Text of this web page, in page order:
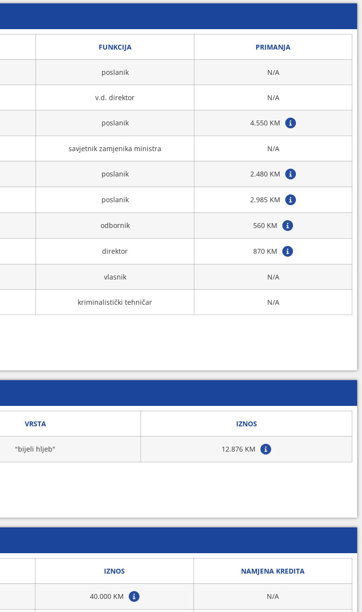
FUNKCIJA PRIMANJA
poslanik N/A
v.d. direktor N/A
poslanik 4.550 KM
savjetnik zamjenika ministra N/A
poslanik 2.480 KM
poslanik 2.985 KM
odbornik 560 KM
direktor 870 KM
vlasnik N/A
kriminalistički tehničar N/A
VRSTA IZNOS
"bijeli hljeb" 12.876 KM
IZNOS NAMJENA KREDITA
40.000 KM N/A